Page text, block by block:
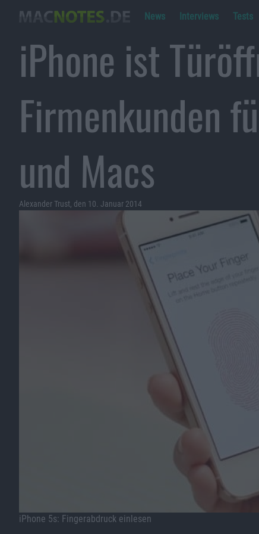
News Interviews Tests
iPhone ist
Firmenkunden
und Macs
Alexander Trust, den 10. Januar 2014
iPhone 5s: Fingerabdruck einlesen